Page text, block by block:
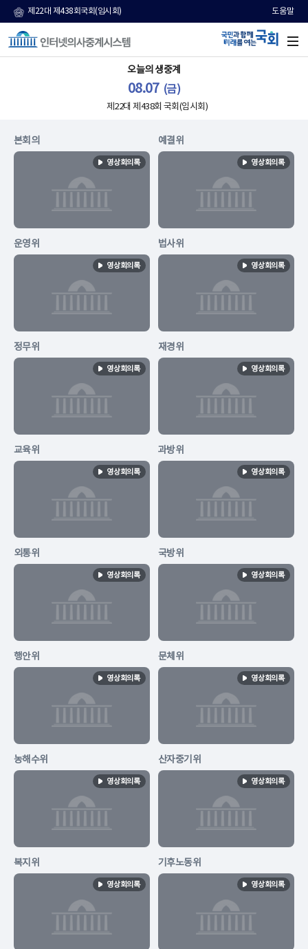
본문 바로가기
제22대 제438회국회(임시회) 도움말
오늘의 생중계
08.07 (금)
제 22대 제 438회 국회(임시회)
본회의
영상회의록
예결위
영상회의록
운영위
영상회의록
법사위
영상회의록
정무위
영상회의록
재경위
영상회의록
교육위
영상회의록
과방위
영상회의록
외통위
영상회의록
국방위
영상회의록
행안위
영상회의록
문체위
영상회의록
농해수위
영상회의록
산자중기위
영상회의록
복지위
영상회의록
기후노동위
영상회의록